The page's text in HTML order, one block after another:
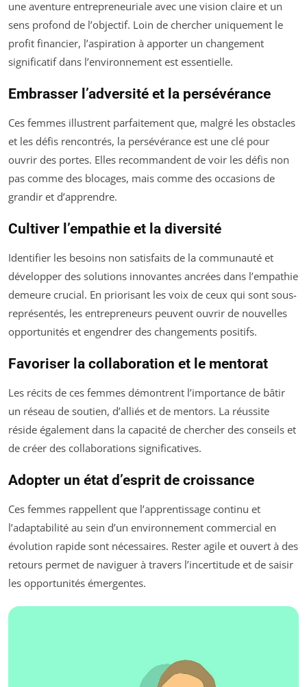
une aventure entrepreneuriale avec une vision claire et un
sens profond de l’objectif. Loin de chercher uniquement le
profit financier, l’aspiration à apporter un changement
significatif dans l’environnement est essentielle.
Embrasser l’adversité et la persévérance
Ces femmes illustrent parfaitement que, malgré les obstacles
et les défis rencontrés, la persévérance est une clé pour
ouvrir des portes. Elles recommandent de voir les défis non
pas comme des blocages, mais comme des occasions de
grandir et d’apprendre.
Cultiver l’empathie et la diversité
Identifier les besoins non satisfaits de la communauté et
développer des solutions innovantes ancrées dans l’empathie
demeure crucial. En priorisant les voix de ceux qui sont sous-
représentés, les entrepreneurs peuvent ouvrir de nouvelles
opportunités et engendrer des changements positifs.
Favoriser la collaboration et le mentorat
Les récits de ces femmes démontrent l’importance de bâtir
un réseau de soutien, d’alliés et de mentors. La réussite
réside également dans la capacité de chercher des conseils et
de créer des collaborations significatives.
Adopter un état d’esprit de croissance
Ces femmes rappellent que l’apprentissage continu et
l’adaptabilité au sein d’un environnement commercial en
évolution rapide sont nécessaires. Rester agile et ouvert à des
retours permet de naviguer à travers l’incertitude et de saisir
les opportunités émergentes.